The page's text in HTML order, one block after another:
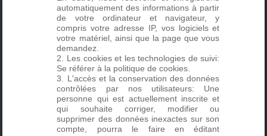
automatiquement des informations à partir
de votre ordinateur et navigateur, y
compris votre adresse IP, vos logiciels et
votre matériel, ainsi que la page que vous
demandez.
Les cookies et les technologies de suivi:
Se référer à la politique de cookies
L'accès et la conservation des données
contrôlées par nos utilisateurs: Une
personne qui est actuellement inscrite et
qui souhaite corriger, modifier ou
supprimer des données inexactes sur son
compte, pourra le faire en éditant